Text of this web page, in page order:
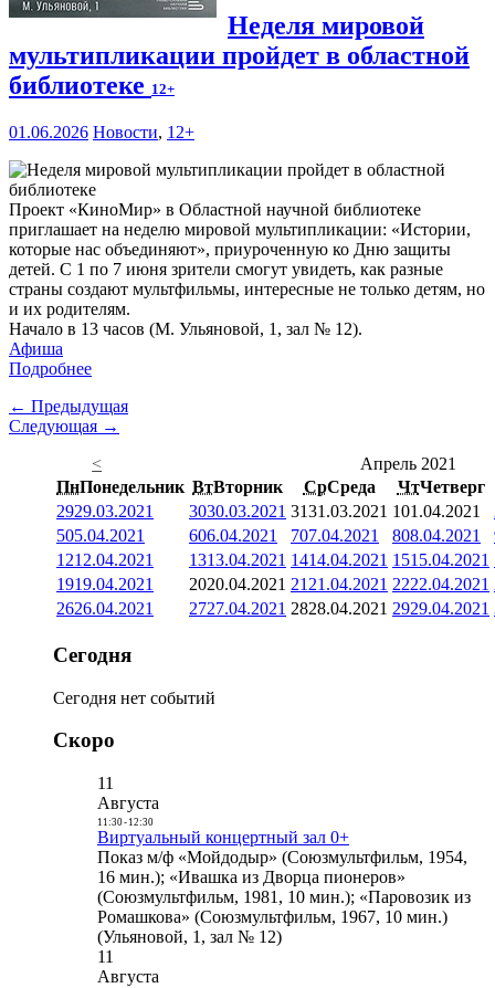
Неделя мировой
мультипликации пройдет в областной
библиотеке 12+
01.06.2026 Новости, 12+
Проект «КиноМир» в Областной научной библиотеке
приглашает на неделю мировой мультипликации: «Истории,
которые нас объединяют», приуроченную ко Дню защиты
детей. С 1 по 7 июня зрители смогут увидеть, как разные
страны создают мультфильмы, интересные не только детям, но
и их родителям.
Начало в 13 часов (М. Ульяновой, 1, зал № 12).
Афиша
Подробнее
← Предыдущая
Следующая →
<
Апрель 2021
ПнПонедельник ВтВторник СрСреда ЧтЧетверг
2929.03.2021 3030.03.2021 3131.03.2021 101.04.2021
505.04.2021 606.04.2021 707.04.2021 808.04.2021
1212.04.2021 1313.04.2021 1414.04.2021 1515.04.2021
1919.04.2021 2020.04.2021 21 21.04.2021 2222.04.2021
2626.04.2021 2727.04.2021 2828.04.2021 2929.04.2021
Сегодня
Сегодня нет событий
Скоро
11
Августа
11:30- 12:30
Виртуальный концертный зал 0+
Показ м/ф «Мойдодыр» (Союзмультфильм, 1954,
16 мин.); «Ивашка из Дворца пионеров»
(Союзмультфильм, 1981, 10 мин.); «Паровозик из
Ромашкова» (Союзмультфильм, 1967, 10 мин.)
(Ульяновой, 1, зал № 12)
11
Августа